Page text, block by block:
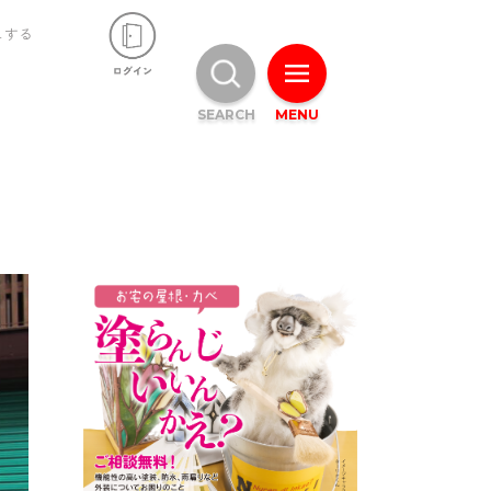
る
MENU
SEARCH